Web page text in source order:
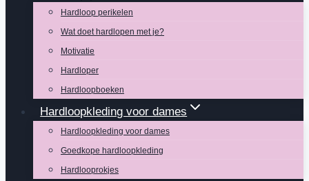
Hardloop perikelen
Wat doet hardlopen met je?
Motivatie
Hardloper
Hardloopboeken
Hardloopkleding voor dames
Hardloopkleding voor dames
Goedkope hardloopkleding
Hardlooprokjes